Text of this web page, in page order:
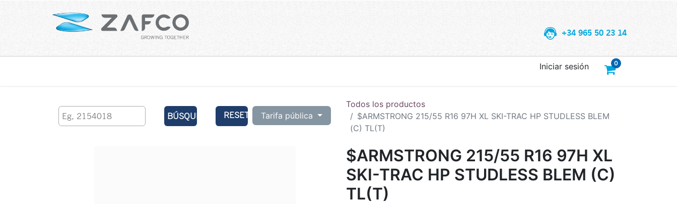
+34 965 50 23 14
0
Iniciar sesión
BÚSQUEDA RESET Tarifa pública
Todos los productos
$ARMSTRONG 215/55 R16 97H XL SKI-TRAC HP STUDLESS BLEM
(C) TL(T)
$ARMSTRONG 215/55 R16 97H XL
SKI-TRAC HP STUDLESS BLEM (C)
TL(T)